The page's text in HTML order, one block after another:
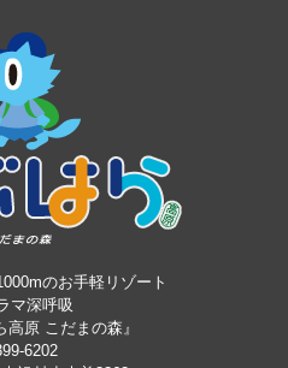
のお手軽リゾート
マ深呼吸
高原 こだまの森』
6202